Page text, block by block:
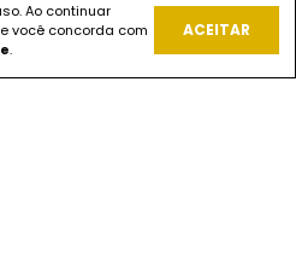
SOCIAIS
Ao continuar
você concorda com
.
ACEITAR